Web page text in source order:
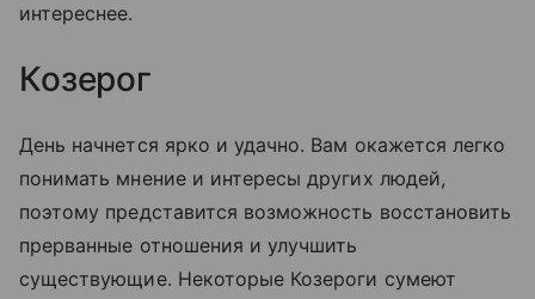
интереснее.
Козерог
День начнется ярко и удачно. Вам окажется легко
понимать мнение и интересы других людей,
поэтому представится возможность восстановить
прерванные отношения и улучшить
существующие. Некоторые Козероги сумеют